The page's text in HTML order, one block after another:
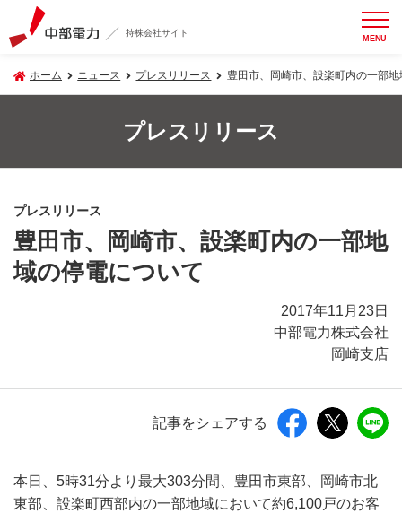
持株会社サイト MENU
ホーム ニュース プレスリリース 豊田市、岡崎市、設楽町内の一部
プレスリリース
プレスリリース
豊田市、岡崎市、設楽町内の一部地
域の停電について
2017年11月23日
中部電力株式会社
岡崎支店
記事をシェアする
本日、5時31分より最大303分間、豊田市東部、岡崎市北
東部、設楽町西部内の一部地域において約6,100戸のお客